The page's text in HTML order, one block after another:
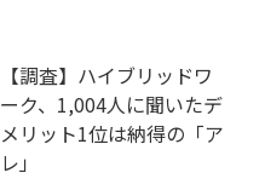
【調査】ハイブリッドワ
ーク、1,004人に聞いたデ
メリット1位は納得の「ア
レ」